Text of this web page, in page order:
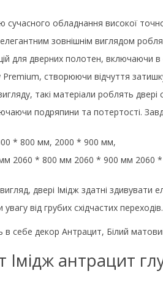
сучасного обладнання високої
зовнішнім виглядом
для дверних полотен, включаючи
створюючи відчуття
такі матеріали роблять
подряпини та потертості.
* 800 мм, 2000 * 900 мм,
мм 2060 * 800 мм 2060 * 900 мм 2060
двері Імідж здатні
від грубих східчастих переходів.
себе декор Антрацит, Білий
Імідж антрацит